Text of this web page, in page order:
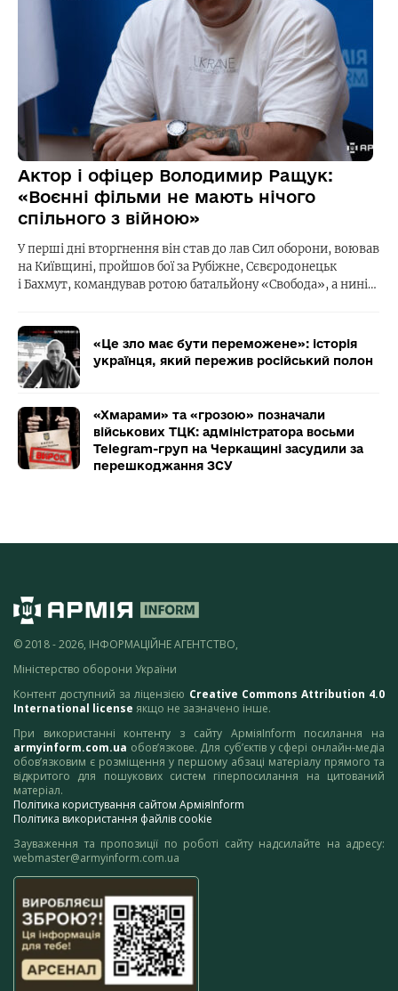
Актор і офіцер Володимир Ращук:
«Воєнні фільми не мають нічого
спільного з війною»
У перші дні вторгнення він став до лав Сил оборони, воював
на Київщині, пройшов бої за Рубіжне, Сєвєродонецьк
і Бахмут, командував ротою батальйону «Свобода», а нині…
«Це зло має бути переможене»: історія
українця, який пережив російський полон
«Хмарами» та «грозою» позначали
військових ТЦК: адміністратора восьми
Telegram-груп на Черкащині засудили за
перешкоджання ЗСУ
© 2018 - 2026, ІНФОРМАЦІЙНЕ АГЕНТСТВО,
Міністерство оборони України
Контент доступний за ліцензією Creative Commons Attribution 4.0
International license якщо не зазначено інше.
При використанні контенту з сайту АрміяInform посилання на
armyinform.com.ua обов’язкове. Для суб’єктів у сфері онлайн-медіа
обов’язковим є розміщення у першому абзаці матеріалу прямого та
відкритого для пошукових систем гіперпосилання на цитований
матеріал.
Політика користування сайтом АрміяInform
Політика використання файлів cookie
Зауваження та пропозиції по роботі сайту надсилайте на адресу:
webmaster@armyinform.com.ua